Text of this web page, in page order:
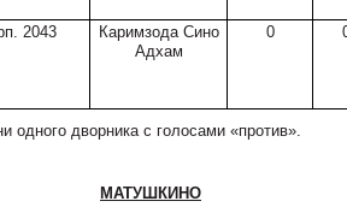
2043
Каримзода Сино
Адхам
0
одного дворника с голосами «против».
МАТУШКИНО